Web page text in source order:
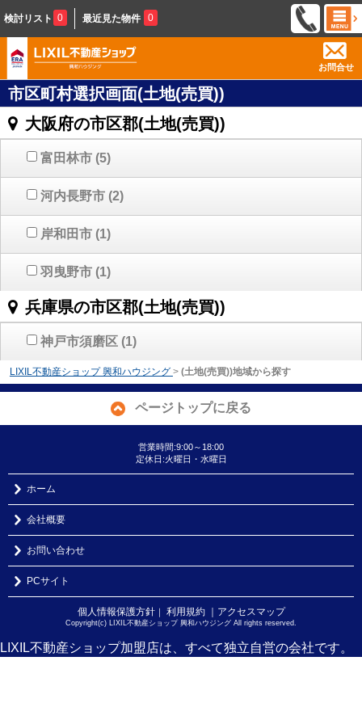
検討リスト 0 最近見た物件 0
お問合せ
市区町村選択画面(土地(売買))
大阪府の市区郡(土地(売買))
富田林市 (5)
河内長野市 (2)
岸和田市 (1)
羽曳野市 (1)
兵庫県の市区郡(土地(売買))
神戸市須磨区 (1)
LIXIL不動産ショップ 興和ハウジング > (土地(売買))地域から探す
ページトップに戻る
営業時間:9:00～18:00
定休日:火曜日・水曜日
ホーム
会社概要
お問い合わせ
PCサイト
個人情報保護方針｜ 利用規約 ｜アクセスマップ
Copyright(c) LIXIL不動産ショップ 興和ハウジング All rights reserved.
LIXIL不動産ショップ加盟店は、すべて独立自営の会社です。